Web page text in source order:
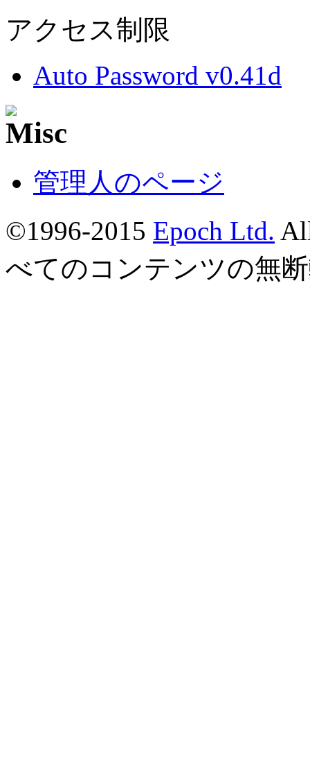
アクセス制限
Auto Password v0.41d
管理人のページ
©1996-2015 Epoch Ltd.
べてのコンテンツの無